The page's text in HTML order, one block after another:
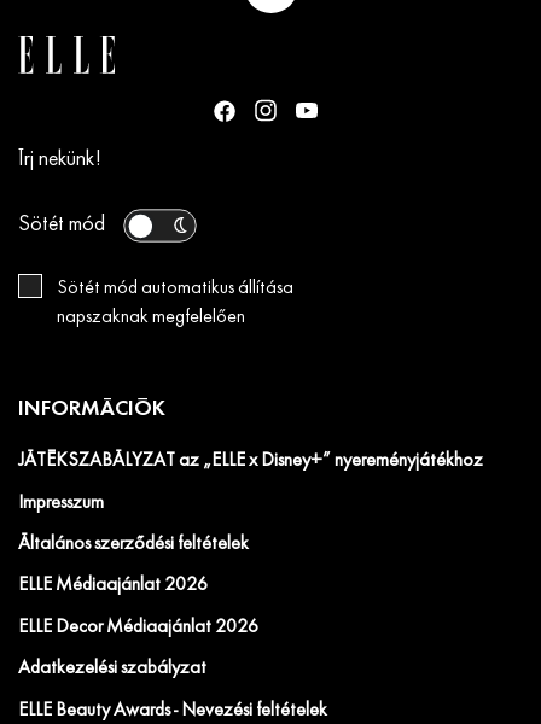
Írj nekünk!
Sötét mód
Sötét mód automatikus állítása
napszaknak megfelelően
INFORMÁCIÓK
JÁTÉKSZABÁLYZAT az „ELLE x Disney+” nyereményjátékhoz
Impresszum
Általános szerződési feltételek
ELLE Médiaajánlat 2026
ELLE Decor Médiaajánlat 2026
Adatkezelési szabályzat
ELLE Beauty Awards - Nevezési feltételek